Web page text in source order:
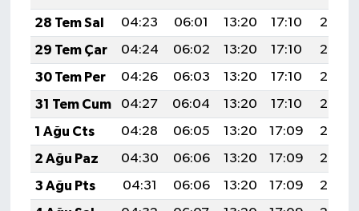
28 Tem Sal
04:23 06:01 13:20 17:10
20:29
29 Tem Çar
04:24 06:02 13:20 17:10
20:28
30 Tem Per
04:26 06:03 13:20 17:10
20:27
31 Tem Cum
04:27 06:04 13:20 17:10
20:26
1 Ağu Cts
04:28 06:05 13:20 17:09
20:25
2 Ağu Paz
04:30 06:06 13:20 17:09
20:24
3 Ağu Pts
04:31 06:06 13:20 17:09
20:23